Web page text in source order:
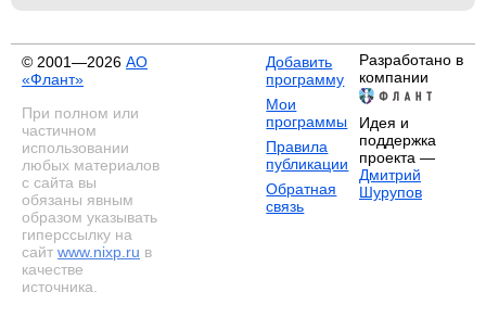
© 2001—2026 АО
«Флант»
При полном или
частичном
использовании
любых материалов
с сайта вы
обязаны явным
образом указывать
гиперссылку на
сайт www.nixp.ru в
качестве
источника.
Добавить
программу
Мои
программы
Правила
публикации
Обратная
связь
Разработано в
компании
Идея и
поддержка
проекта —
Дмитрий
Шурупов